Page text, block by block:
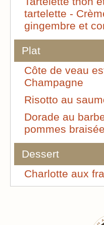
tartelette -
gingembre et
Plat
Côte de veau
Champagne
Risotto au
Dorade au
pommes
Dessert
Charlotte aux